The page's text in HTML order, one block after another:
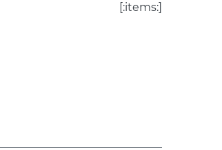
[:items:]